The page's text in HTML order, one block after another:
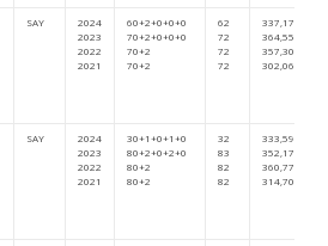
SAY
2024
2023
2022
2021
60+2+0+0+0
70+2+0+0+0
70+2
70+2
62
72
72
72
337,17571
364,55333
357,30737
302,06306
SAY
2024
2023
2022
2021
30+1+0+1+0
80+2+0+2+0
80+2
80+2
32
83
82
82
333,59142
352,17527
360,77096
314,70828